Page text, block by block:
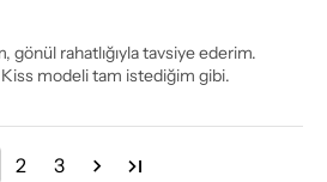
gönül rahatlığıyla tavsiye ederim.
modeli tam istediğim gibi.
2 3